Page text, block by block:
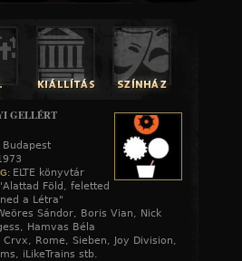
GELLÉRT
Budapest
ELTE könyvtár
"Alattad Föld, feletted
a Létra"
Sándor, Boris Vian, Nick
Hamvas Béla
Crvx, Rome, Sieben, Joy Division,
iLikeTrains stb.